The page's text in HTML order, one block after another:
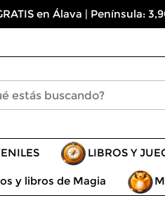
en Álava | Península:
LIBROS Y
y libros de Magia